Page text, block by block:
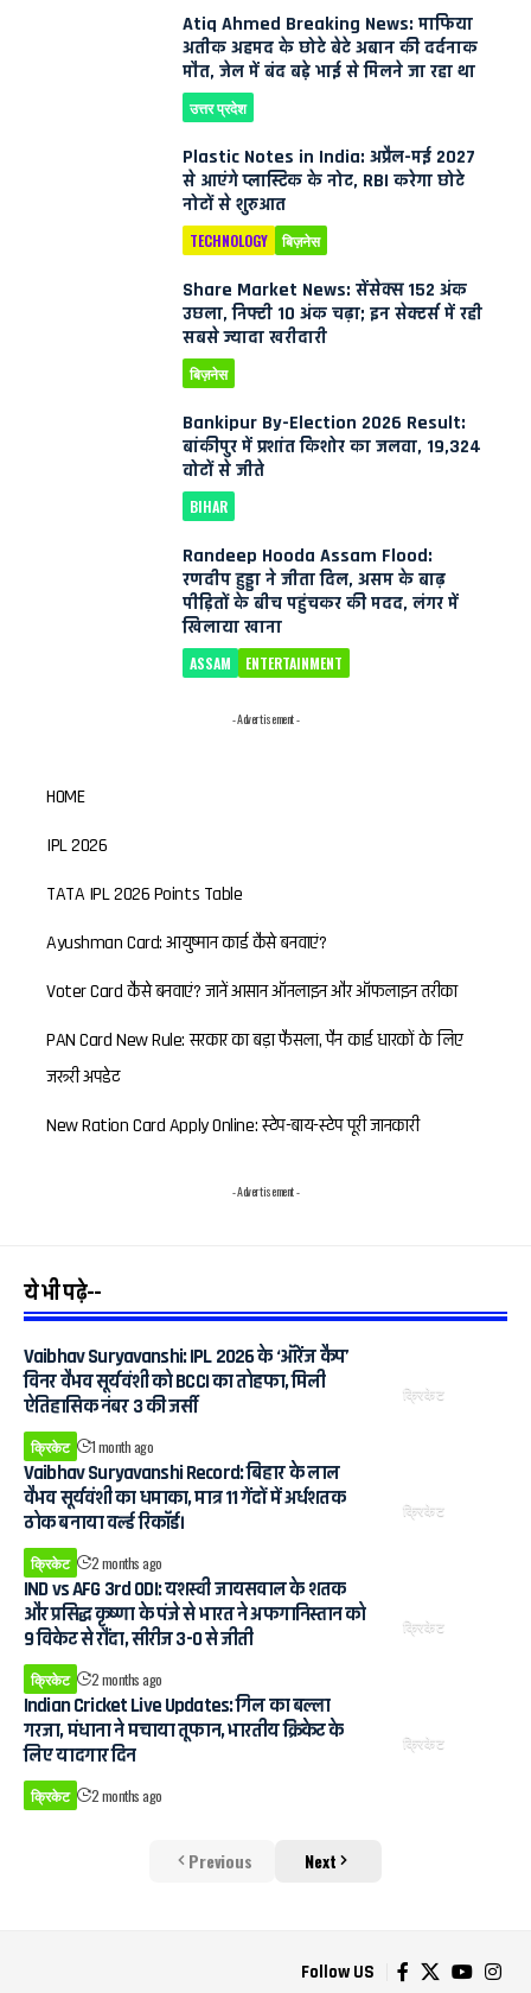
Atiq Ahmed Breaking News: माफिया
अतीक अहमद के छोटे बेटे अबान की दर्दनाक
मौत, जेल में बंद बड़े भाई से मिलने जा रहा था
उत्तर प्रदेश
Plastic Notes in India: अप्रैल-मई 2027
से आएंगे प्लास्टिक के नोट, RBI करेगा छोटे
नोटों से शुरुआत
TECHNOLOGY बिज़नेस
Share Market News: सेंसेक्स 152 अंक
उछला, निफ्टी 10 अंक चढ़ा; इन सेक्टर्स में रही
सबसे ज्यादा खरीदारी
बिज़नेस
Bankipur By-Election 2026 Result:
बांकीपुर में प्रशांत किशोर का जलवा, 19,324
वोटों से जीते
BIHAR
Randeep Hooda Assam Flood:
रणदीप हुड्डा ने जीता दिल, असम के बाढ़
पीड़ितों के बीच पहुंचकर की मदद, लंगर में
खिलाया खाना
ASSAM ENTERTAINMENT
- Advertisement -
HOME
IPL 2026
TATA IPL 2026 Points Table
Ayushman Card: आयुष्मान कार्ड कैसे बनवाएं?
Voter Card कैसे बनवाएं? जानें आसान ऑनलाइन और ऑफलाइन तरीका
PAN Card New Rule: सरकार का बड़ा फैसला, पैन कार्ड धारकों के लिए
जरूरी अपडेट
New Ration Card Apply Online: स्टेप-बाय-स्टेप पूरी जानकारी
- Advertisement -
ये भी पढ़े--
क्रिकेट
Vaibhav Suryavanshi: IPL 2026 के ‘ऑरेंज कैप’
विनर वैभव सूर्यवंशी को BCCI का तोहफा, मिली
ऐतिहासिक नंबर 3 की जर्सी
क्रिकेट 1 month ago
क्रिकेट
Vaibhav Suryavanshi Record: बिहार के लाल
वैभव सूर्यवंशी का धमाका, मात्र 11 गेंदों में अर्धशतक
ठोक बनाया वर्ल्ड रिकॉर्ड।
क्रिकेट 2 months ago
क्रिकेट
IND vs AFG 3rd ODI: यशस्वी जायसवाल के शतक
और प्रसिद्ध कृष्णा के पंजे से भारत ने अफगानिस्तान को
9 विकेट से रौंदा, सीरीज 3-0 से जीती
क्रिकेट 2 months ago
क्रिकेट
Indian Cricket Live Updates: गिल का बल्ला
गरजा, मंधाना ने मचाया तूफान, भारतीय क्रिकेट के
लिए यादगार दिन
क्रिकेट 2 months ago
Previous Next
Follow US